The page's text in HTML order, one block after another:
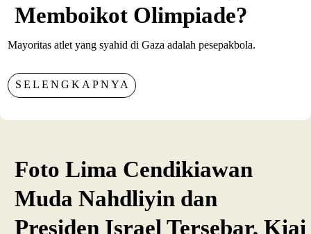
Memboikot Olimpiade?
Mayoritas atlet yang syahid di Gaza adalah pesepakbola.
SELENGKAPNYA
Foto Lima Cendikiawan
Muda Nahdliyin dan
Presiden Israel Tersebar, Kiai